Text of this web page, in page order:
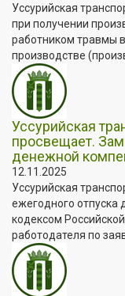
Уссурийская
при получении
работником травмы
производстве
Уссурийская
просвещает.
денежной
12.11.2025
Уссурийская
ежегодного
кодексом
работодателя по